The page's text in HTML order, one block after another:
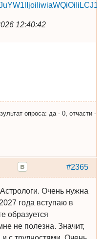
12:40:42
опроса: да - 0, отчасти -
#2365
Очень нужна
года вступаю в
образуется
не полезна. Значит,